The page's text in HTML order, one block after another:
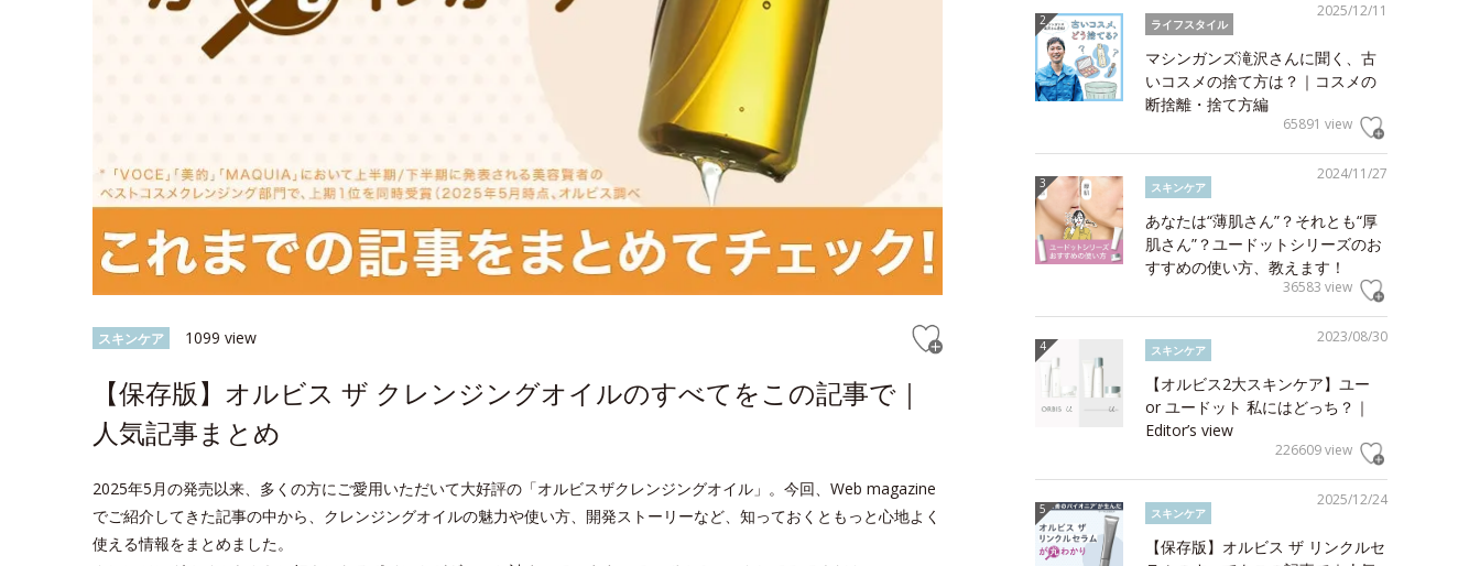
スキンケア 1099 view
【保存版】オルビス ザ クレンジングオイルのすべてをこの記事で｜
人気記事まとめ
2025年5月の発売以来、多くの方にご愛用いただいて大好評の「オルビスザクレンジングオイル」。今回、Web magazine
でご紹介してきた記事の中から、クレンジングオイルの魅力や使い方、開発ストーリーなど、知っておくともっと心地よく
使える情報をまとめました。
2025/12/11
ライフスタイル
マシンガンズ滝沢さんに聞く、古
いコスメの捨て方は？｜コスメの
断捨離・捨て方編
65891 view
2024/11/27
スキンケア
あなたは“薄肌さん”？それとも“厚
肌さん”？ユードットシリーズのお
すすめの使い方、教えます！
36583 view
2023/08/30
スキンケア
【オルビス2大スキンケア】ユー
or ユードット 私にはどっち？｜
Editor’s view
226609 view
2025/12/24
スキンケア
【保存版】オルビス ザ リンクルセ